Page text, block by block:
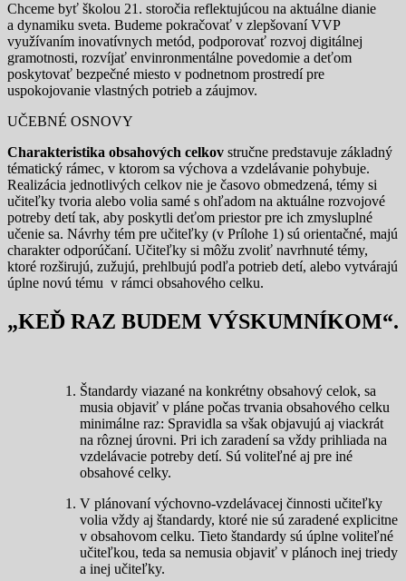
Chceme byť školou 21. storočia reflektujúcou na aktuálne dianie
a dynamiku sveta. Budeme pokračovať v zlepšovaní VVP
využívaním inovatívnych metód, podporovať rozvoj digitálnej
gramotnosti, rozvíjať envinronmentálne povedomie a deťom
poskytovať bezpečné miesto v podnetnom prostredí pre
uspokojovanie vlastných potrieb a záujmov.
UČEBNÉ OSNOVY
Charakteristika obsahových celkov stručne predstavuje základný
tématický rámec, v ktorom sa výchova a vzdelávanie pohybuje.
Realizácia jednotlivých celkov nie je časovo obmedzená, témy si
učiteľky tvoria alebo volia samé s ohľadom na aktuálne rozvojové
potreby detí tak, aby poskytli deťom priestor pre ich zmysluplné
učenie sa. Návrhy tém pre učiteľky (v Prílohe 1) sú orientačné, majú
charakter odporúčaní. Učiteľky si môžu zvoliť navrhnuté témy,
ktoré rozširujú, zužujú, prehlbujú podľa potrieb detí, alebo vytvárajú
úplne novú tému v rámci obsahového celku.
„KEĎ RAZ BUDEM VÝSKUMNÍKOM“.
Štandardy viazané na konkrétny obsahový celok, sa
musia objaviť v pláne počas trvania obsahového celku
minimálne raz: Spravidla sa však objavujú aj viackrát
na rôznej úrovni. Pri ich zaradení sa vždy prihliada na
vzdelávacie potreby detí. Sú voliteľné aj pre iné
obsahové celky.
V plánovaní výchovno-vzdelávacej činnosti učiteľky
volia vždy aj štandardy, ktoré nie sú zaradené explicitne
v obsahovom celku. Tieto štandardy sú úplne voliteľné
učiteľkou, teda sa nemusia objaviť v plánoch inej triedy
a inej učiteľky.